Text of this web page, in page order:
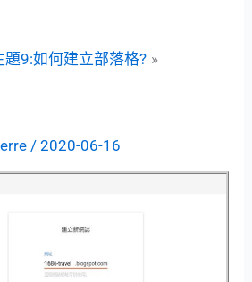
9:如何建立部落格?
/2020-06-16